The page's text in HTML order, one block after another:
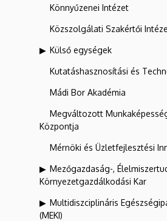
Könnyűzenei Intézet
Közszolgálati Szakértői
Külső egységek
Kutatáshasznosítási és
Mádi Bor Akadémia
Megváltozott
Központja
Mérnöki és Üzletfejlesztési
Mezőgazdaság-,
Környezetgazdálkodási Kar
Multidiszciplináris
(MEKI)